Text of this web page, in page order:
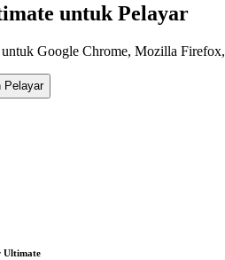
untuk Pelayar
Google Chrome, Mozilla
Pelayar
Ultimate